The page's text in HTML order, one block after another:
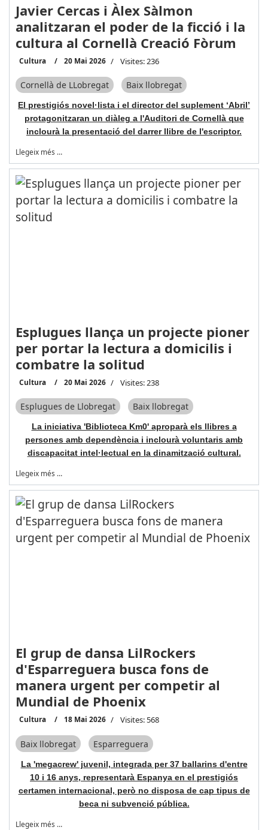
Javier Cercas i Àlex Sàlmon
analitzaran el poder de la ficció i la
cultura al Cornellà Creació Fòrum
Cultura 20 Mai 2026 Visites: 236
Cornellà de LLobregat Baix llobregat
El prestigiós novel·lista i el director del suplement ‘Abril’
protagonitzaran un diàleg a l'Auditori de Cornellà que
inclourà la presentació del darrer llibre de l'escriptor.
Llegeix més …
Esplugues llança un projecte pioner
per portar la lectura a domicilis i
combatre la solitud
Cultura 20 Mai 2026 Visites: 238
Esplugues de Llobregat Baix llobregat
La iniciativa 'Biblioteca Km0' aproparà els llibres a
persones amb dependència i inclourà voluntaris amb
discapacitat intel·lectual en la dinamització cultural.
Llegeix més …
El grup de dansa LilRockers
d'Esparreguera busca fons de
manera urgent per competir al
Mundial de Phoenix
Cultura 18 Mai 2026 Visites: 568
Baix llobregat Esparreguera
La 'megacrew' juvenil, integrada per 37 ballarins d'entre
10 i 16 anys, representarà Espanya en el prestigiós
certamen internacional, però no disposa de cap tipus de
beca ni subvenció pública.
Llegeix més …